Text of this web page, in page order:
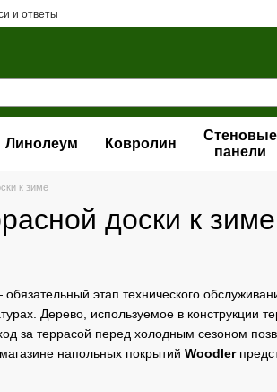
и ответы
Линолеум Ковролин
Стеновые
панели
к зиме
доски к зиме
этап технического
Дерево, используемое в конструкции
за террасой перед холодным сезоном
напольных покрытий Woodler